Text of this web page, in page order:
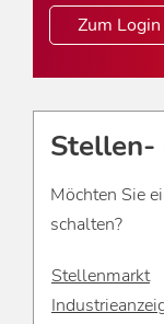
Zum Login
Stellen-
Möchten Sie
schalten?
Stellenmarkt